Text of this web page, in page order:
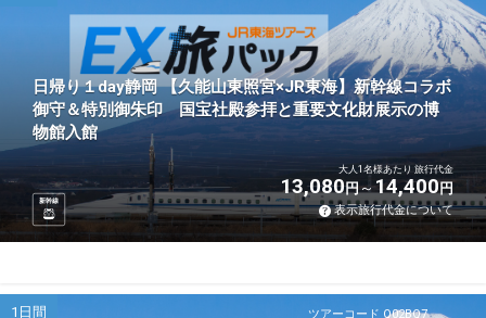
日帰り１day静岡 【久能山東照宮×JR東海】新幹線コラボ
御守＆特別御朱印 国宝社殿参拝と重要文化財展示の博
物館入館
新幹線
大人1名様あたり 旅行代金
13,080円 14,400円
表示旅行代金について
ツアーコード Q02BQ7
1日間